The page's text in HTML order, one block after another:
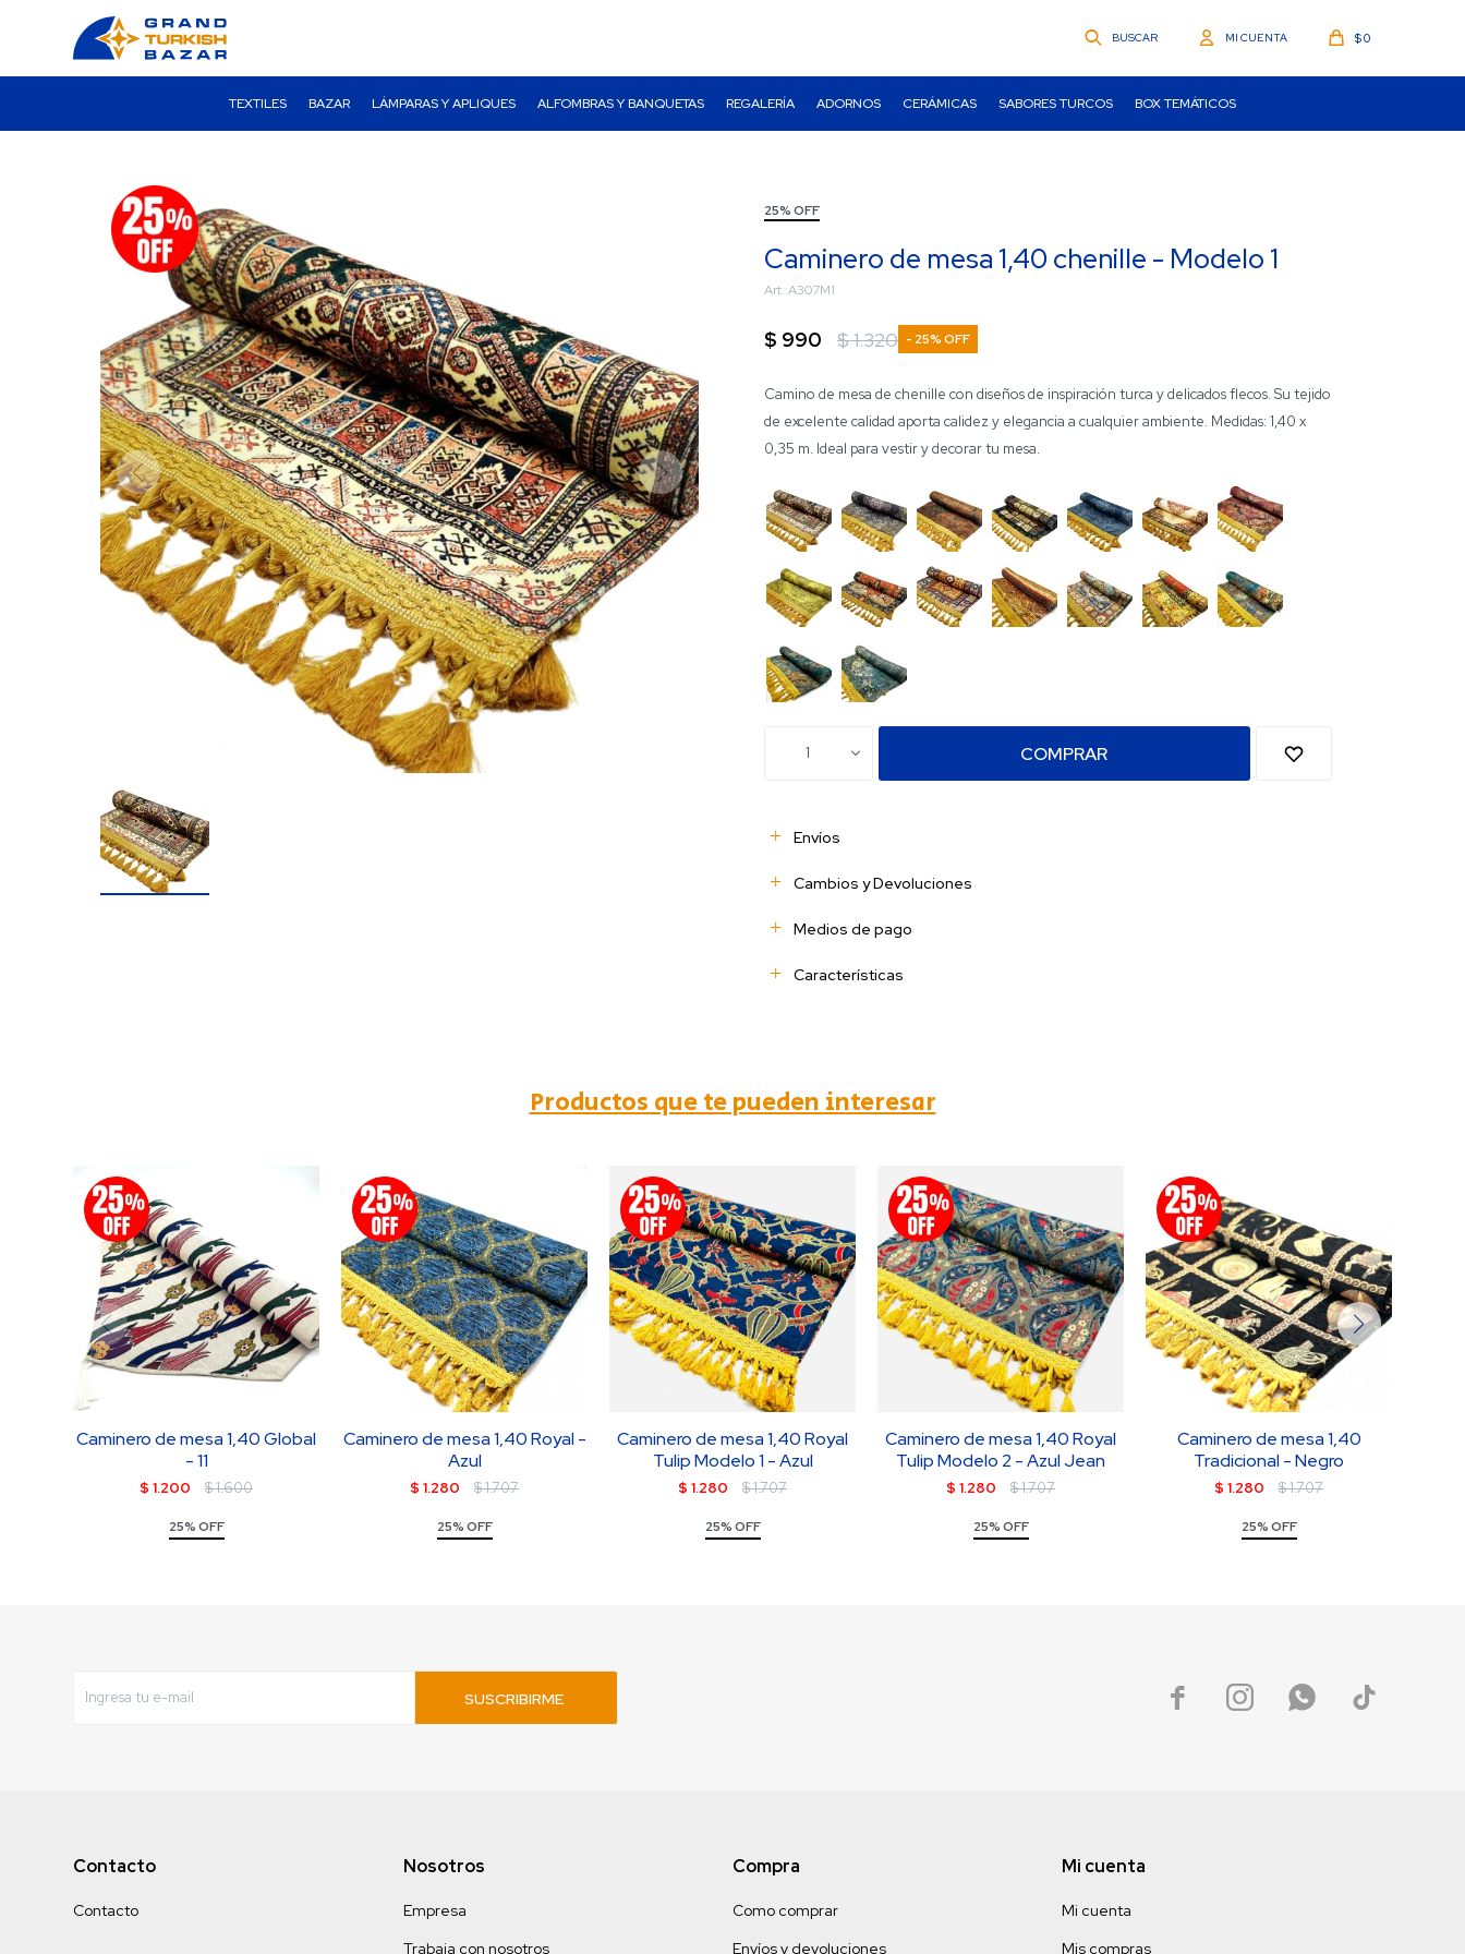
TEXTILES BAZAR LÁMPARAS Y APLIQUES ALFOMBRAS Y BANQUETAS REGALERÍA ADORNOS CERÁMICAS SABORES TURCOS BOX TEMÁTICOS
$0
25% OFF
Caminero de mesa 1,40 chenille - Modelo 1
A307M1
$ 990 $1.320 25
Camino de mesa de chenille con diseños de inspiración turca y delicados flecos. Su tejido
de excelente calidad aporta calidez y elegancia a cualquier ambiente. Medidas: 1,40 x
0,35 m. Ideal para vestir y decorar tu mesa.
1 COMPRAR
Envíos
Cambios y Devoluciones
Medios de pago
Características
Productos que te pueden interesar
Caminero de mesa 1,40 Global
- 11
$ 1.200 $1.600
25% OFF
Caminero de mesa 1,40 Royal -
Azul
$ 1.280 $1.707
25% OFF
Caminero de mesa 1,40 Royal
Tulip Modelo 1 - Azul
$ 1.280 $1.707
25% OFF
Caminero de mesa 1,40 Royal
Tulip Modelo 2 - Azul Jean
$ 1.280 $1.707
25% OFF
Caminero de mesa 1,40
Tradicional - Negro
$ 1.280 $1.707
25% OFF
SUSCRIBIRME    
Contacto
Contacto
Nosotros
Empresa
Trabaja con nosotros
Compra
Como comprar
Envíos y devoluciones
Mi cuenta
Mi cuenta
Mis compras